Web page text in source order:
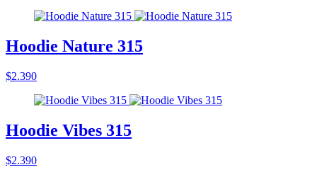
Hoodie Nature 315
$2.390
Hoodie Vibes 315
$2.390